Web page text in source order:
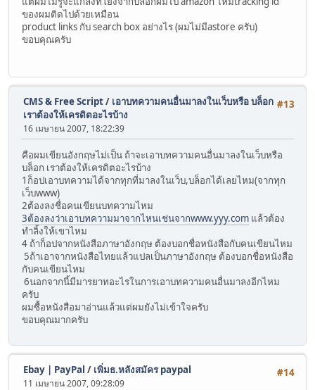
ของผมติดไปด้วยเหมือน
product links กับ search box อย่างไร (ผมไม่มีastore ครับ)
ขอบคุณครับ
#13
CMS & Free Script/ เอาบทความคนอื่นมาลงในเว็บหรือ บล็อก
เราต้องให้เครดิตอะไรบ้าง
16 เมษายน 2007, 18:22:39
คือผมเขียนอังกฤษไม่เป็น ถ้าจะเอาบทความคนอื่นมาลงในเว็บหรือ
บล็อก เราต้องให้เครดิตอะไรบ้าง
1ก็อปเอาบทความได้จากทุกที่มาลงในเว็บ,บล็อกได้เลยไหม(จากทุก
เว็บwww)
2ต้องลงชื่อคนเขียนบทความไหม
3ต้องลงว่าเอาบทความมาจากไหนเช่นจากwww.yyy.com แล้วต้อง
ทำลิ้งให้เขาไหม
4 ถ้าก็อปจากหนังสือภาษาอังกฤษ ต้องบอกชื่อหนังสือกับคนเขียนไหม
5ถ้าเอาจากหนังสือไทยแล้วแปลเป็นภาษาอังกฤษ ต้องบอกชื่อหนังสือ
กับคนเขียนไหม
6นอกจากนี้มีมารยาทอะไรในการเอาบทความคนอื่นมาลงอีกไหม
ครับ
ผมซื้อหนังสือมาอ่านแล้วแต่ผมยังไม่เข้าใจครับ
ขอบคุณมากครับ
#14
Ebay | PayPal / เพิ่มธ.หลังสมัคร paypal
11 เมษายน 2007, 09:28:09